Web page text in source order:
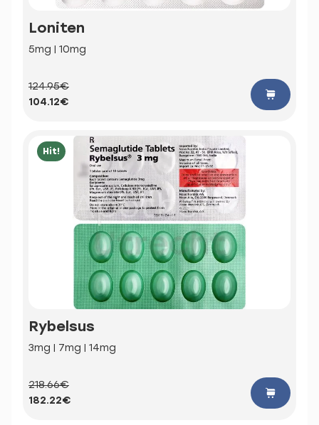
Loniten
5mg | 10mg
124.95€
104.12€
Hit!
Rybelsus
3mg | 7mg | 14mg
218.66€
182.22€